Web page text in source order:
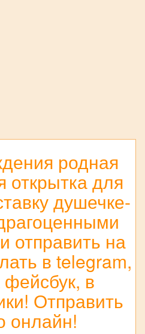
родная
открытка для
душечке-
отправить на
в telegram,
фейсбук, в
Отправить
онлайн!